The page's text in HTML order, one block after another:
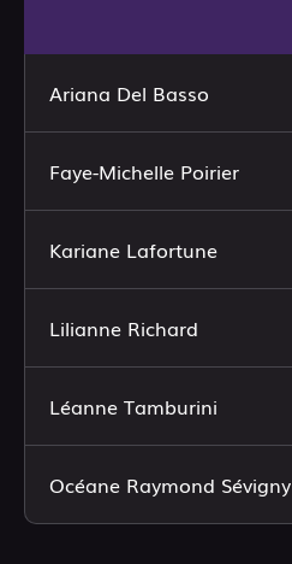
Ariana Del Basso
Faye-Michelle Poirier
Kariane Lafortune
Lilianne Richard
Léanne Tamburini
Océane Raymond Sévigny